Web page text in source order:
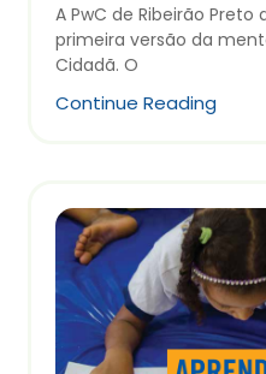
A PwC de Ribeirão Preto
primeira versão da
Cidadã. O
Continue Reading